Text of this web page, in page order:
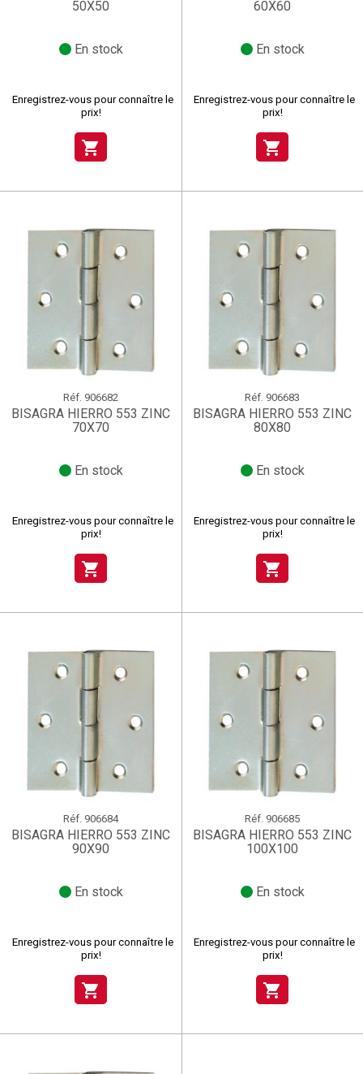
50X50
En stock
Enregistrez-vous pour connaître le
prix!
shopping_cart
60X60
En stock
Enregistrez-vous pour connaître le
prix!
shopping_cart
Réf. 906682
BISAGRA HIERRO 553 ZINC
70X70
En stock
Enregistrez-vous pour connaître le
prix!
shopping_cart
Réf. 906683
BISAGRA HIERRO 553 ZINC
80X80
En stock
Enregistrez-vous pour connaître le
prix!
shopping_cart
Réf. 906684
BISAGRA HIERRO 553 ZINC
90X90
En stock
Enregistrez-vous pour connaître le
prix!
shopping_cart
Réf. 906685
BISAGRA HIERRO 553 ZINC
100X100
En stock
Enregistrez-vous pour connaître le
prix!
shopping_cart